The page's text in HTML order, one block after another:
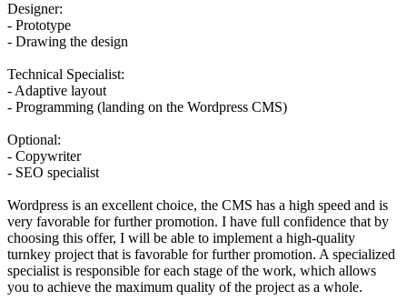
Designer:
- Prototype
- Drawing the design
Technical Specialist:
- Adaptive layout
- Programming (landing on the Wordpress CMS)
Optional:
- Copywriter
- SEO specialist
Wordpress is an excellent choice, the CMS has a high speed and is
very favorable for further promotion. I have full confidence that by
choosing this offer, I will be able to implement a high-quality
turnkey project that is favorable for further promotion. A specialized
specialist is responsible for each stage of the work, which allows
you to achieve the maximum quality of the project as a whole.